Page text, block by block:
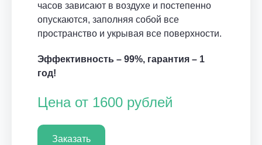
часов зависают в воздухе и постепенно
опускаются, заполняя собой все
пространство и укрывая все поверхности.
Эффективность – 99%, гарантия – 1
год!
Цена от 1600 рублей
Заказать